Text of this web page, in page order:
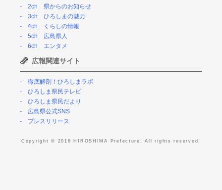
2ch 県からのお知らせ
3ch ひろしまの魅力
4ch くらしの情報
5ch 広島県人
6ch エンタメ
広報関連サイト
徹底解剖！ひろしまラボ
ひろしま県民テレビ
ひろしま県民だより
広島県公式SNS
プレスリリース
Copyright © 2016 HIROSHIMA Prefecture. All rights reserved.